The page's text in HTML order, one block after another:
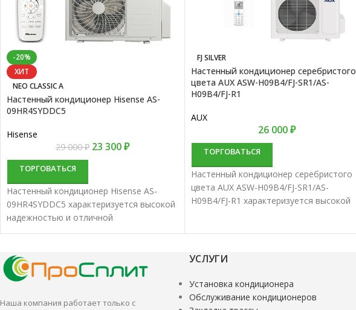
-20%
ХИТ
NEO CLASSIC A
Настенный кондиционер Hisense AS-
09HR4SYDDC5
Hisense
29 000₽ 23 300₽
ТОРГОВАТЬСЯ
Настенный кондиционер Hisense AS-
09HR4SYDDC5 характеризуется высокой
надежностью и отличной
производительностью. Настенные
для кондиционирования небольших и
средних помещений.
FJ SILVER
Настенный кондиционер серебристого
цвета AUX ASW-H09B4/FJ-SR1/AS-
H09B4/FJ-R1
AUX
26 000₽
ТОРГОВАТЬСЯ
Настенный кондиционер серебристого
цвета AUX ASW-H09B4/FJ-SR1/AS-
H09B4/FJ-R1 характеризуется высокой
для кондиционирования небольших и
Наша компания работает только с
УСЛУГИ
Установка кондиционера
Обслуживание кондиционеров